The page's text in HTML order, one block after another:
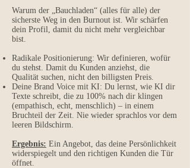
Warum der „Bauchladen“ (alles für alle) der
sicherste Weg in den Burnout ist. Wir schärfen
dein Profil, damit du nicht mehr vergleichbar
bist.
Radikale Positionierung: Wir definieren, wofür
du stehst. Damit du Kunden anziehst, die
Qualität suchen, nicht den billigsten Preis.
Deine Brand Voice mit KI: Du lernst, wie KI dir
Texte schreibt, die zu 100% nach dir klingen
(empathisch, echt, menschlich) – in einem
Bruchteil der Zeit. Nie wieder sprachlos vor dem
leeren Bildschirm.
Ergebnis: Ein Angebot, das deine Persönlichkeit
widerspiegelt und den richtigen Kunden die Tür
öffnet.